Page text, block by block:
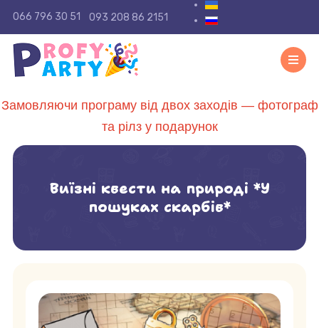
066 796 30 51 093 208 86 2151
Виберіть свою мову
Замовляючи програму від двох заходів — фотограф
та рілз у подарунок
Виїзні квести на природі *У
пошуках скарбів*